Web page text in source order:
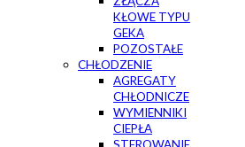
KŁOWE TYPU
GEKA
POZOSTAŁE
CHŁODZENIE
AGREGATY
CHŁODNICZE
WYMIENNIKI
CIEPŁA